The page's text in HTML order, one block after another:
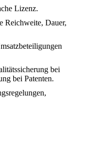
Lizenz.
Reichweite, Dauer,
bei
bei Patenten.